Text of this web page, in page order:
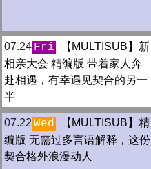
07.24 Fri
【MULTISUB】新
相亲大会 精编版 带着家人奔
赴相遇，有幸遇见契合的另一
半
07.22 Wed
【MULTISUB】精
编版 无需过多言语解释，这份
契合格外浪漫动人